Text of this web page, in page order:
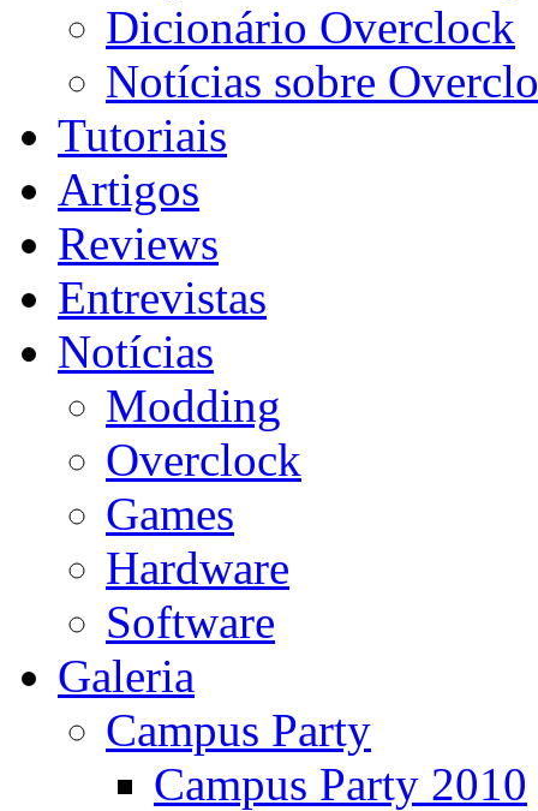
Dicionário Overclock
Notícias sobre
Tutoriais
Artigos
Reviews
Entrevistas
Notícias
Modding
Overclock
Games
Hardware
Software
Galeria
Campus Party
Campus Party 2010